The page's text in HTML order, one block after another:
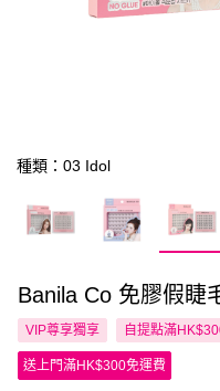
種類：03 Idol
Banila Co 免膠假睫
VIP尊享獨享 自提點滿
送上門滿HK$300免運費